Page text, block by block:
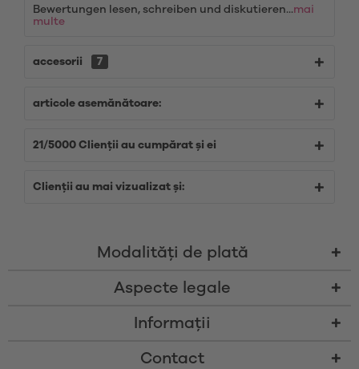
Bewertungen lesen, schreiben und diskutieren...mai
multe
accesorii 7
articole asemănătoare:
21/5000 Clienții au cumpărat și ei
Clienții au mai vizualizat și:
Modalităţi de plată
Aspecte legale
Informații
Contact